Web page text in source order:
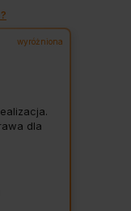
wyróżniona
dla